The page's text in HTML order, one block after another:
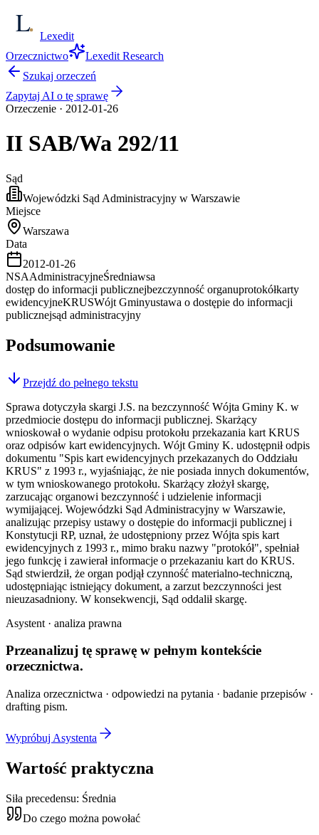
Lexedit
Orzecznictwo
Lexedit Research
Szukaj orzeczeń
Zapytaj AI o tę sprawę
Orzeczenie · 2012-01-26
II SAB/Wa 292/11
Sąd
Wojewódzki Sąd Administracyjny w Warszawie
Miejsce
Warszawa
Data
2012-01-26
NSAAdministracyjneŚredniawsa
dostęp do informacji publicznejbezczynność organuprotokółkarty
ewidencyjneKRUSWójt Gminyustawa o dostępie do informacji
publicznejsąd administracyjny
Podsumowanie
Przejdź do pełnego tekstu
Sprawa dotyczyła skargi J.S. na bezczynność Wójta Gminy K. w
przedmiocie dostępu do informacji publicznej. Skarżący
wnioskował o wydanie odpisu protokołu przekazania kart KRUS
oraz odpisów kart ewidencyjnych. Wójt Gminy K. udostępnił odpis
dokumentu "Spis kart ewidencyjnych przekazanych do Oddziału
KRUS" z 1993 r., wyjaśniając, że nie posiada innych dokumentów,
w tym wnioskowanego protokołu. Skarżący złożył skargę,
zarzucając organowi bezczynność i udzielenie informacji
wymijającej. Wojewódzki Sąd Administracyjny w Warszawie,
analizując przepisy ustawy o dostępie do informacji publicznej i
Konstytucji RP, uznał, że udostępniony przez Wójta spis kart
ewidencyjnych z 1993 r., mimo braku nazwy "protokół", spełniał
jego funkcję i zawierał informacje o przekazaniu kart do KRUS.
Sąd stwierdził, że organ podjął czynność materialno-techniczną,
udostępniając istniejący dokument, a zarzut bezczynności jest
nieuzasadniony. W konsekwencji, Sąd oddalił skargę.
Asystent · analiza prawna
Przeanalizuj tę sprawę w pełnym kontekście
orzecznictwa.
Analiza orzecznictwa · odpowiedzi na pytania · badanie przepisów ·
drafting pism.
Wypróbuj Asystenta
Wartość praktyczna
Siła precedensu: Średnia
Do czego można powołać